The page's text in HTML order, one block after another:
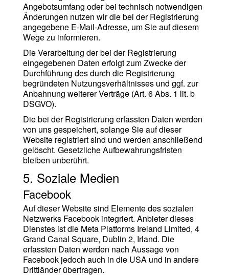
Angebotsumfang oder bei technisch notwendigen
Änderungen nutzen wir die bei der Registrierung
angegebene E-Mail-Adresse, um Sie auf diesem
Wege zu informieren.
Die Verarbeitung der bei der Registrierung
eingegebenen Daten erfolgt zum Zwecke der
Durchführung des durch die Registrierung
begründeten Nutzungsverhältnisses und ggf. zur
Anbahnung weiterer Verträge (Art. 6 Abs. 1 lit. b
DSGVO).
Die bei der Registrierung erfassten Daten werden
von uns gespeichert, solange Sie auf dieser
Website registriert sind und werden anschließend
gelöscht. Gesetzliche Aufbewahrungsfristen
bleiben unberührt.
5. Soziale Medien
Facebook
Auf dieser Website sind Elemente des sozialen
Netzwerks Facebook integriert. Anbieter dieses
Dienstes ist die Meta Platforms Ireland Limited, 4
Grand Canal Square, Dublin 2, Irland. Die
erfassten Daten werden nach Aussage von
Facebook jedoch auch in die USA und in andere
Drittländer übertragen.